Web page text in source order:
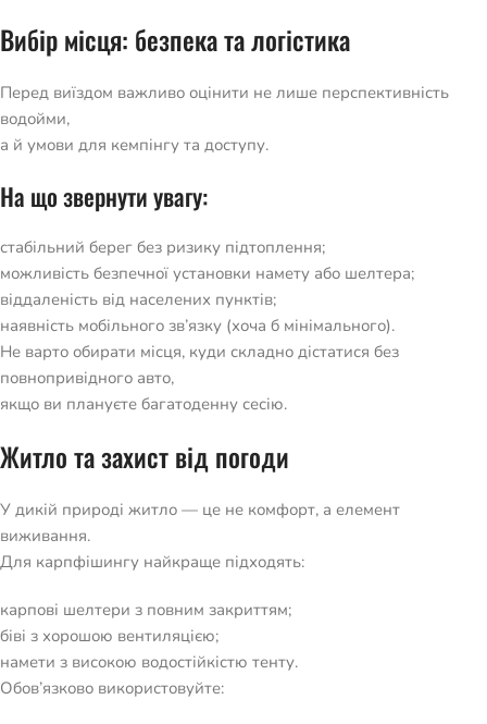
Вибір місця: безпека та логістика
Перед виїздом важливо оцінити не лише перспективність
водойми,
а й умови для кемпінгу та доступу.
На що звернути увагу:
стабільний берег без ризику підтоплення;
можливість безпечної установки намету або шелтера;
віддаленість від населених пунктів;
наявність мобільного зв’язку (хоча б мінімального).
Не варто обирати місця, куди складно дістатися без
повнопривідного авто,
якщо ви плануєте багатоденну сесію.
Житло та захист від погоди
У дикій природі житло — це не комфорт, а елемент
виживання.
Для карпфішингу найкраще підходять:
карпові шелтери з повним закриттям;
біві з хорошою вентиляцією;
намети з високою водостійкістю тенту.
Обов’язково використовуйте: